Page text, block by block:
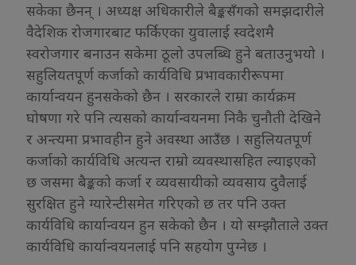
सकेका छैनन् । अध्यक्ष अधिकारीले बैङ्कसँगको समझदारीले
वैदेशिक रोजगारबाट फर्किएका युवालाई स्वदेशमै
स्वरोजगार बनाउन सकेमा ठूलो उपलब्धि हुने बताउनुभयो ।
सहुलियतपूर्ण कर्जाको कार्यविधि प्रभावकारीरूपमा
कार्यान्वयन हुनसकेको छैन । सरकारले राम्रा कार्यक्रम
घोषणा गरे पनि त्यसको कार्यान्वयनमा निकै चुनौती देखिने
र अन्त्यमा प्रभावहीन हुने अवस्था आउँछ । सहुलियतपूर्ण
कर्जाको कार्यविधि अत्यन्त राम्रो व्यवस्थासहित ल्याइएको
छ जसमा बैङ्कको कर्जा र व्यवसायीको व्यवसाय दुवैलाई
सुरक्षित हुने ग्यारेन्टीसमेत गरिएको छ तर पनि उक्त
कार्यविधि कार्यान्वयन हुन सकेको छैन । यो सम्झौताले उक्त
कार्यविधि कार्यान्वयनलाई पनि सहयोग पुग्नेछ ।